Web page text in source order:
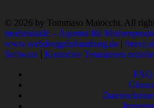
© 2026 by Tommaso Maiocchi. All
medienbude – Agentur für
www.webdesigninhamburg.de |
Software | Kostenlos Testdateien
FAQ